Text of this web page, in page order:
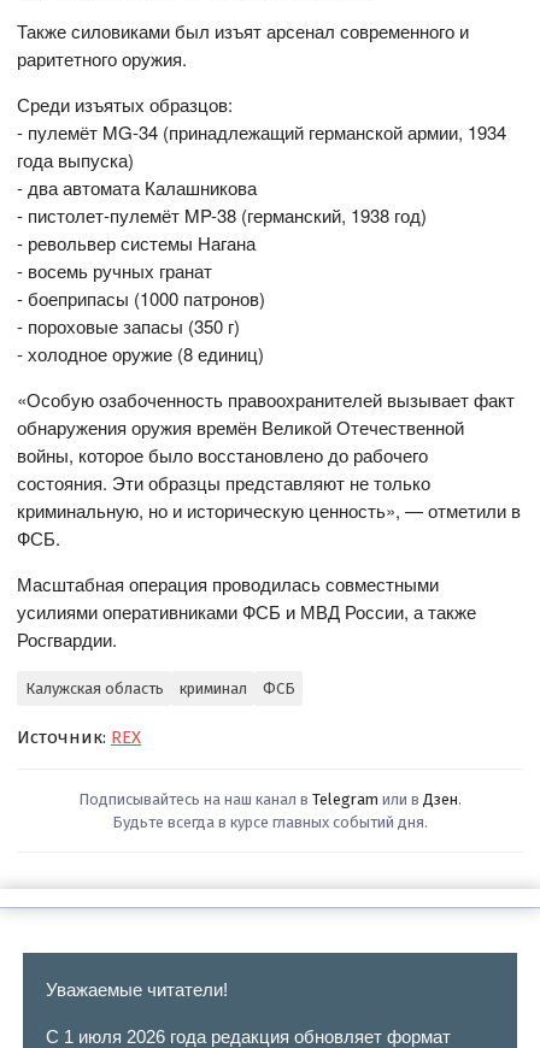
Также силовиками был изъят арсенал современного и
раритетного оружия.
Среди изъятых образцов:
- пулемёт MG-34 (принадлежащий германской армии, 1934
года выпуска)
- два автомата Калашникова
- пистолет-пулемёт MP-38 (германский, 1938 год)
- револьвер системы Нагана
- восемь ручных гранат
- боеприпасы (1000 патронов)
- пороховые запасы (350 г)
- холодное оружие (8 единиц)
«Особую озабоченность правоохранителей вызывает факт
обнаружения оружия времён Великой Отечественной
войны, которое было восстановлено до рабочего
состояния. Эти образцы представляют не только
криминальную, но и историческую ценность», — отметили в
ФСБ.
Масштабная операция проводилась совместными
усилиями оперативниками ФСБ и МВД России, а также
Росгвардии.
Калужская область криминал ФСБ
Источник: REX
Подписывайтесь на наш канал в Telegram или в Дзен.
Будьте всегда в курсе главных событий дня.
Уважаемые читатели!
С 1 июля 2026 года редакция обновляет формат